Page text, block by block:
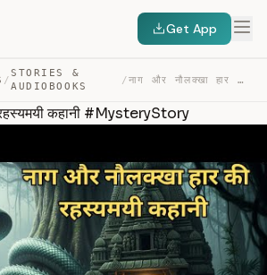
Get App
/
STORIES &
AUDIOBOOKS
/ नाग और नौलक्खा हार की रहस्यमयी कहानी #MYSTERYSTORY — TRANSCRIPT
कहानी #MysteryStory